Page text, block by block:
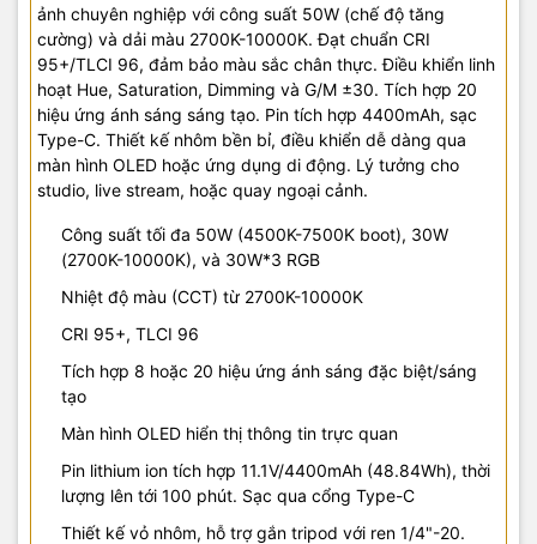
ảnh chuyên nghiệp với công suất 50W (chế độ tăng
cường) và dải màu 2700K-10000K. Đạt chuẩn CRI
95+/TLCI 96, đảm bảo màu sắc chân thực. Điều khiển linh
hoạt Hue, Saturation, Dimming và G/M ±30. Tích hợp 20
hiệu ứng ánh sáng sáng tạo. Pin tích hợp 4400mAh, sạc
Type-C. Thiết kế nhôm bền bỉ, điều khiển dễ dàng qua
màn hình OLED hoặc ứng dụng di động. Lý tưởng cho
studio, live stream, hoặc quay ngoại cảnh.
Công suất tối đa 50W (4500K-7500K boot), 30W
(2700K-10000K), và 30W*3 RGB
Nhiệt độ màu (CCT) từ 2700K-10000K
CRI 95+, TLCI 96
Tích hợp 8 hoặc 20 hiệu ứng ánh sáng đặc biệt/sáng
tạo
Màn hình OLED hiển thị thông tin trực quan
Pin lithium ion tích hợp 11.1V/4400mAh (48.84Wh), thời
lượng lên tới 100 phút. Sạc qua cổng Type-C
Thiết kế vỏ nhôm, hỗ trợ gắn tripod với ren 1/4"-20.